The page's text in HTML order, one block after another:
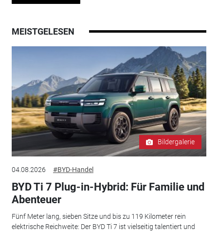
MEISTGELESEN
Bildergalerie
04.08.2026 #BYD-Handel
BYD Ti 7 Plug-in-Hybrid: Für Familie und
Abenteuer
Fünf Meter lang, sieben Sitze und bis zu 119 Kilometer rein
elektrische Reichweite: Der BYD Ti 7 ist vielseitig talentiert und